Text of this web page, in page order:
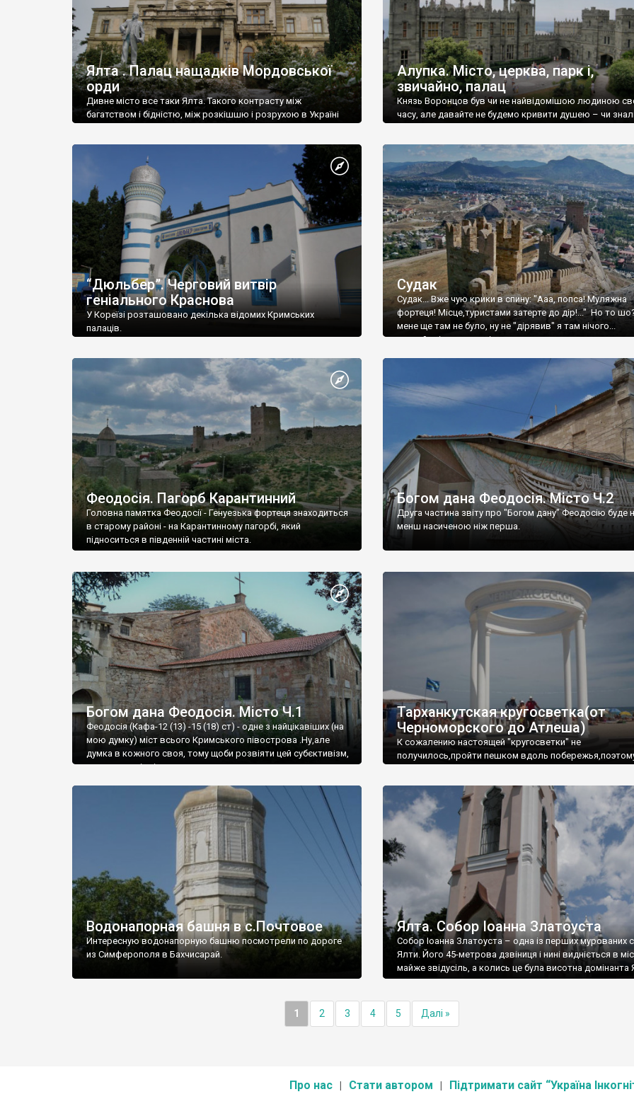
Ялта . Палац нащадків Мордовської
орди
Дивне місто все таки Ялта. Такого контрасту між
багатством і бідністю, між розкішшю і розрухою в Україні
Алупка. Місто, церква, парк і,
звичайно, палац
Князь Воронцов був чи не найвідомішою людиною
часу, але давайте не будемо кривити душею – чи
“Дюльбер”. Черговий витвір
геніального Краснова
У Кореїзі розташовано декілька відомих Кримських
палаців.
Судак
Судак... Вже чую крики в спину: "Ааа, попса! Муляжна
фортеця! Місце,туристами затерте до дір!..." Но то
мене ще там не було, ну не "дірявив" я там нічого...
принаймні до цього літа.
Феодосія. Пагорб Карантинний
Головна памятка Феодосії - Генуезька фортеця знаходиться
в старому районі - на Карантинному пагорбі, який
підноситься в південній частині міста.
Богом дана Феодосія. Місто Ч.2
Друга частина звіту про "Богом дану" Феодосію буде
менш насиченою ніж перша.
Богом дана Феодосія. Місто Ч.1
Феодосія (Кафа-12 (13) -15 (18) ст) - одне з найцікавіших (на
мою думку) міст всього Кримського півострова .Ну,але
думка в кожного своя, тому щоби розвіяти цей субєктивізм,
запрошую відвідати це
Тарханкутская кругосветка(от
Черноморского до Атлеша)
К сожалению настоящей "кругосветки" не
получилось,пройти пешком вдоль
Водонапорная башня в с.Почтовое
Интересную водонапорную башню посмотрели по дороге
из Симферополя в Бахчисарай.
Ялта. Собор Іоанна Златоуста
Собор Іоанна Златоуста – одна із перших мурованих
Ялти. Його 45-метрова дзвіниця і нині видніється в
майже звідусіль, а колись це була висотна домінанта
1 2 3 4 5 Далі »
Про нас Стати автором Підтримати сайт “Україна